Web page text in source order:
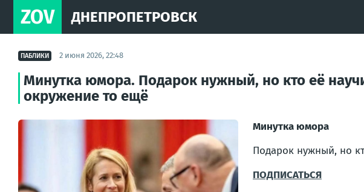
ZOV ДНЕПРОПЕТРОВСК
ПАБЛИКИ 2 июня 2026, 22:48
Минутка юмора. Подарок нужный, но кто её
окружение то ещё
Минутка юмора
Подарок нужный, но
ПОДПИСАТЬСЯ